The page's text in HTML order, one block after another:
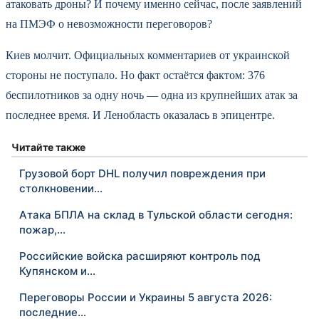
атаковать дроны? И почему именно сейчас, после заявлений
на ПМЭФ о невозможности переговоров?
Киев молчит. Официальных комментариев от украинской
стороны не поступало. Но факт остаётся фактом: 376
беспилотников за одну ночь — одна из крупнейших атак за
последнее время. И Ленобласть оказалась в эпицентре.
Читайте также
Грузовой борт DHL получил повреждения при
столкновении…
Атака БПЛА на склад в Тульской области сегодня:
пожар,…
Российские войска расширяют контроль под
Купянском и…
Переговоры России и Украины 5 августа 2026:
последние…